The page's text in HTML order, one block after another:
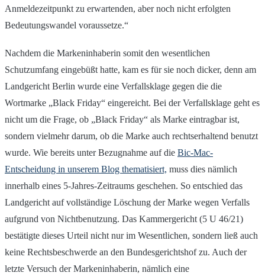
Anmeldezeitpunkt zu erwartenden, aber noch nicht erfolgten
Bedeutungswandel voraussetze.“
Nachdem die Markeninhaberin somit den wesentlichen
Schutzumfang eingebüßt hatte, kam es für sie noch dicker, denn am
Landgericht Berlin wurde eine Verfallsklage gegen die die
Wortmarke „Black Friday“ eingereicht. Bei der Verfallsklage geht es
nicht um die Frage, ob „Black Friday“ als Marke eintragbar ist,
sondern vielmehr darum, ob die Marke auch rechtserhaltend benutzt
wurde. Wie bereits unter Bezugnahme auf die Bic-Mac-
Entscheidung in unserem Blog thematisiert, muss dies nämlich
innerhalb eines 5-Jahres-Zeitraums geschehen. So entschied das
Landgericht auf vollständige Löschung der Marke wegen Verfalls
aufgrund von Nichtbenutzung. Das Kammergericht (5 U 46/21)
bestätigte dieses Urteil nicht nur im Wesentlichen, sondern ließ auch
keine Rechtsbeschwerde an den Bundesgerichtshof zu. Auch der
letzte Versuch der Markeninhaberin, nämlich eine